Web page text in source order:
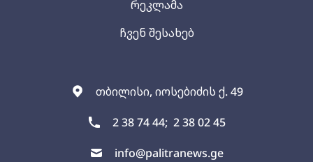
თბილისი, იოსებიძის ქ. 49
2 38 74 44; 2 38 02 45
info@palitranews.ge
რეკლამა
ჩვენ შესახებ